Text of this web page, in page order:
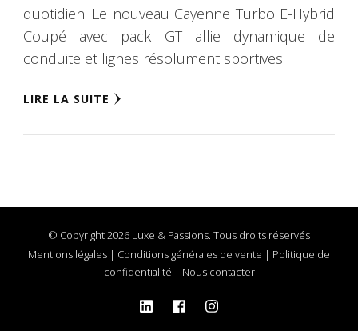
quotidien. Le nouveau Cayenne Turbo E-Hybrid
Coupé avec pack GT allie dynamique de
conduite et lignes résolument sportives.
LIRE LA SUITE
© Copyright 2026 Luxe & Passions. Tous droits réservés
Mentions légales | Conditions générales de vente | Politique de
confidentialité | Nous contacter